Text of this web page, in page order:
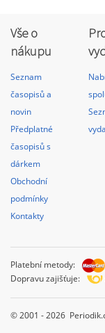
Vše o
nákupu
Seznam
časopisů a
novin
Předplatné
časopisů s
dárkem
Obchodní
podmínky
Kontakty
Platební metody:
Dopravu zajišťuje:
© 2001 - 2026